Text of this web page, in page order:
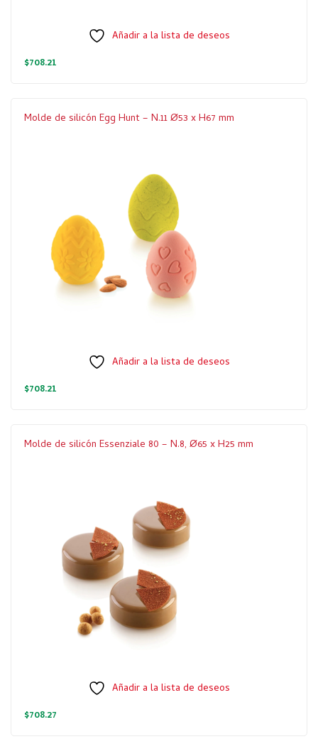
Añadir a la lista de deseos
$708.21
Molde de silicón Egg Hunt – N.11 Ø53 x H67 mm
Añadir a la lista de deseos
$708.21
Molde de silicón Essenziale 80 – N.8, Ø65 x H25 mm
Añadir a la lista de deseos
$708.27